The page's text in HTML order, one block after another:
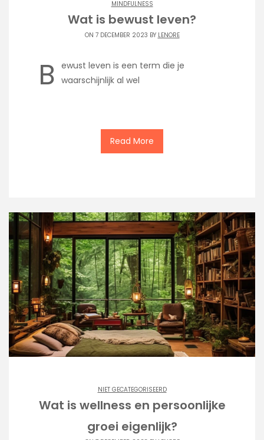
MINDFULNESS
Wat is bewust leven?
ON 7 DECEMBER 2023 BY LENORE
B ewust leven is een term die je
waarschijnlijk al wel
Read More
NIET GECATEGORISEERD
Wat is wellness en persoonlijke
groei eigenlijk?